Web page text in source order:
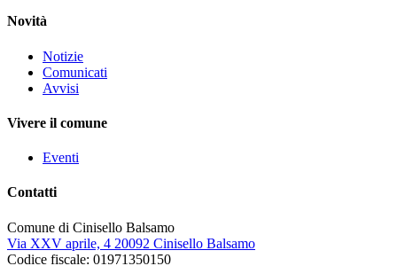
Novità
Notizie
Comunicati
Avvisi
Vivere il comune
Eventi
Contatti
Comune di Cinisello Balsamo
Via XXV aprile, 4 20092 Cinisello Balsamo
Codice fiscale: 01971350150